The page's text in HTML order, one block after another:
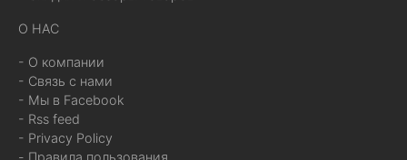
О НАС
- О компании
- Связь с нами
- Мы в Facebook
- Rss feed
- Privacy Policy
- Правила пользования